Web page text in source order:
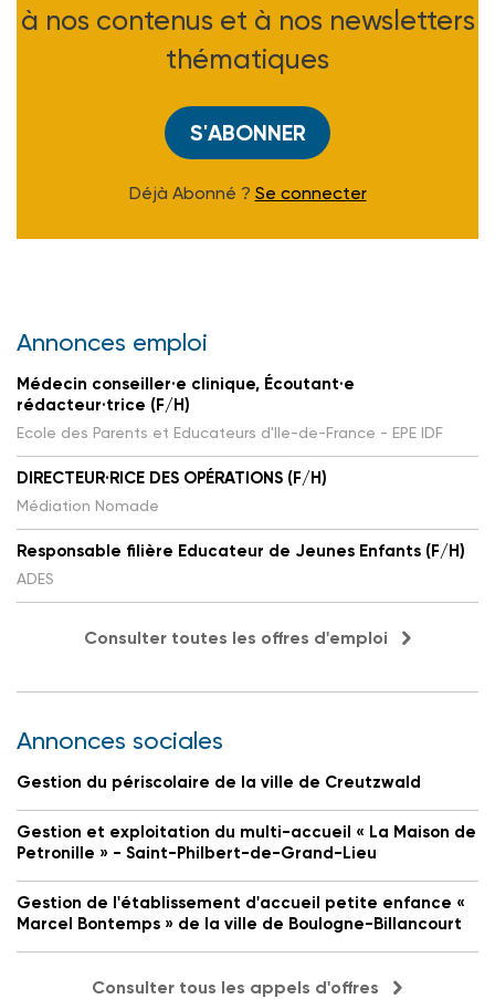
à nos contenus et à nos newsletters
thématiques
S'ABONNER
Déjà Abonné ? Se connecter
Annonces emploi
Médecin conseiller·e clinique, Écoutant·e
rédacteur·trice (F/H)
Ecole des Parents et Educateurs d'Ile-de-France - EPE IDF
DIRECTEUR·RICE DES OPÉRATIONS (F/H)
Médiation Nomade
Responsable filière Educateur de Jeunes Enfants (F/H)
ADES
Consulter toutes les offres d'emploi
Annonces sociales
Gestion du périscolaire de la ville de Creutzwald
Gestion et exploitation du multi-accueil « La Maison de
Petronille » - Saint-Philbert-de-Grand-Lieu
Gestion de l'établissement d'accueil petite enfance «
Marcel Bontemps » de la ville de Boulogne-Billancourt
Consulter tous les appels d'offres